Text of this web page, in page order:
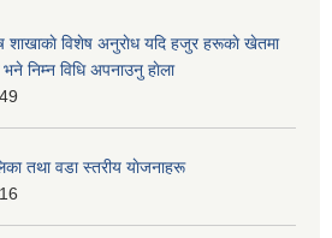
विशेष अनुराेध यदि हजुर हरूकाे खेतमा
निम्न विधि अपनाउनु हाेला
तथा वडा स्तरीय याेजनाहरू